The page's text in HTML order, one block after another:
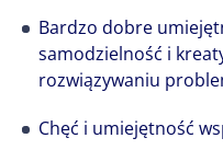
Bardzo dobre
samodzielność i
rozwiązywaniu
Chęć i umiejętność
swoją
historię, a razem
różnorodną, pełną
wspólną przyszłość.